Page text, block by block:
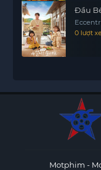
Đầu
0 lượt
Motphim -